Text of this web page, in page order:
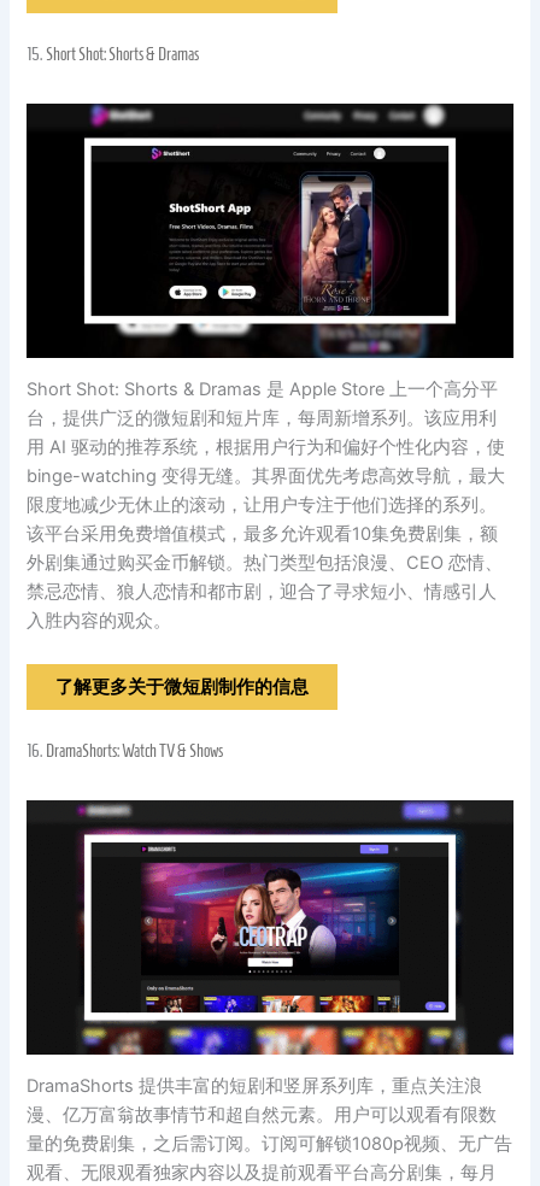
15. Short Shot: Shorts & Dramas
Short Shot: Shorts & Dramas 是 Apple Store 上一个高分平
台，提供广泛的微短剧和短片库，每周新增系列。该应用利
用 AI 驱动的推荐系统，根据用户行为和偏好个性化内容，使
binge-watching 变得无缝。其界面优先考虑高效导航，最大
限度地减少无休止的滚动，让用户专注于他们选择的系列。
该平台采用免费增值模式，最多允许观看10集免费剧集，额
外剧集通过购买金币解锁。热门类型包括浪漫、CEO 恋情、
禁忌恋情、狼人恋情和都市剧，迎合了寻求短小、情感引人
入胜内容的观众。
了解更多关于微短剧制作的信息
16. DramaShorts: Watch TV & Shows
DramaShorts 提供丰富的短剧和竖屏系列库，重点关注浪
漫、亿万富翁故事情节和超自然元素。用户可以观看有限数
量的免费剧集，之后需订阅。订阅可解锁1080p视频、无广告
观看、无限观看独家内容以及提前观看平台高分剧集，每月